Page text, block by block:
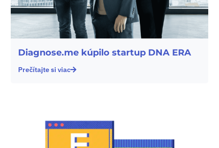
Diagnose.me kúpilo startup DNA ERA
Prečítajte si viac